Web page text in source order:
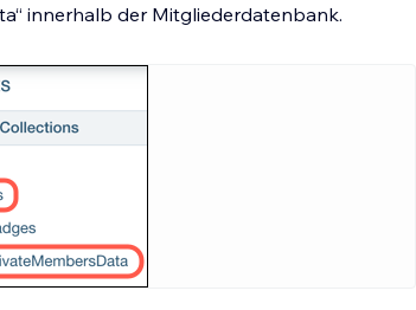
innerhalb der Mitgliederdatenbank.